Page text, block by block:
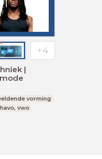
|
vorming
vwo